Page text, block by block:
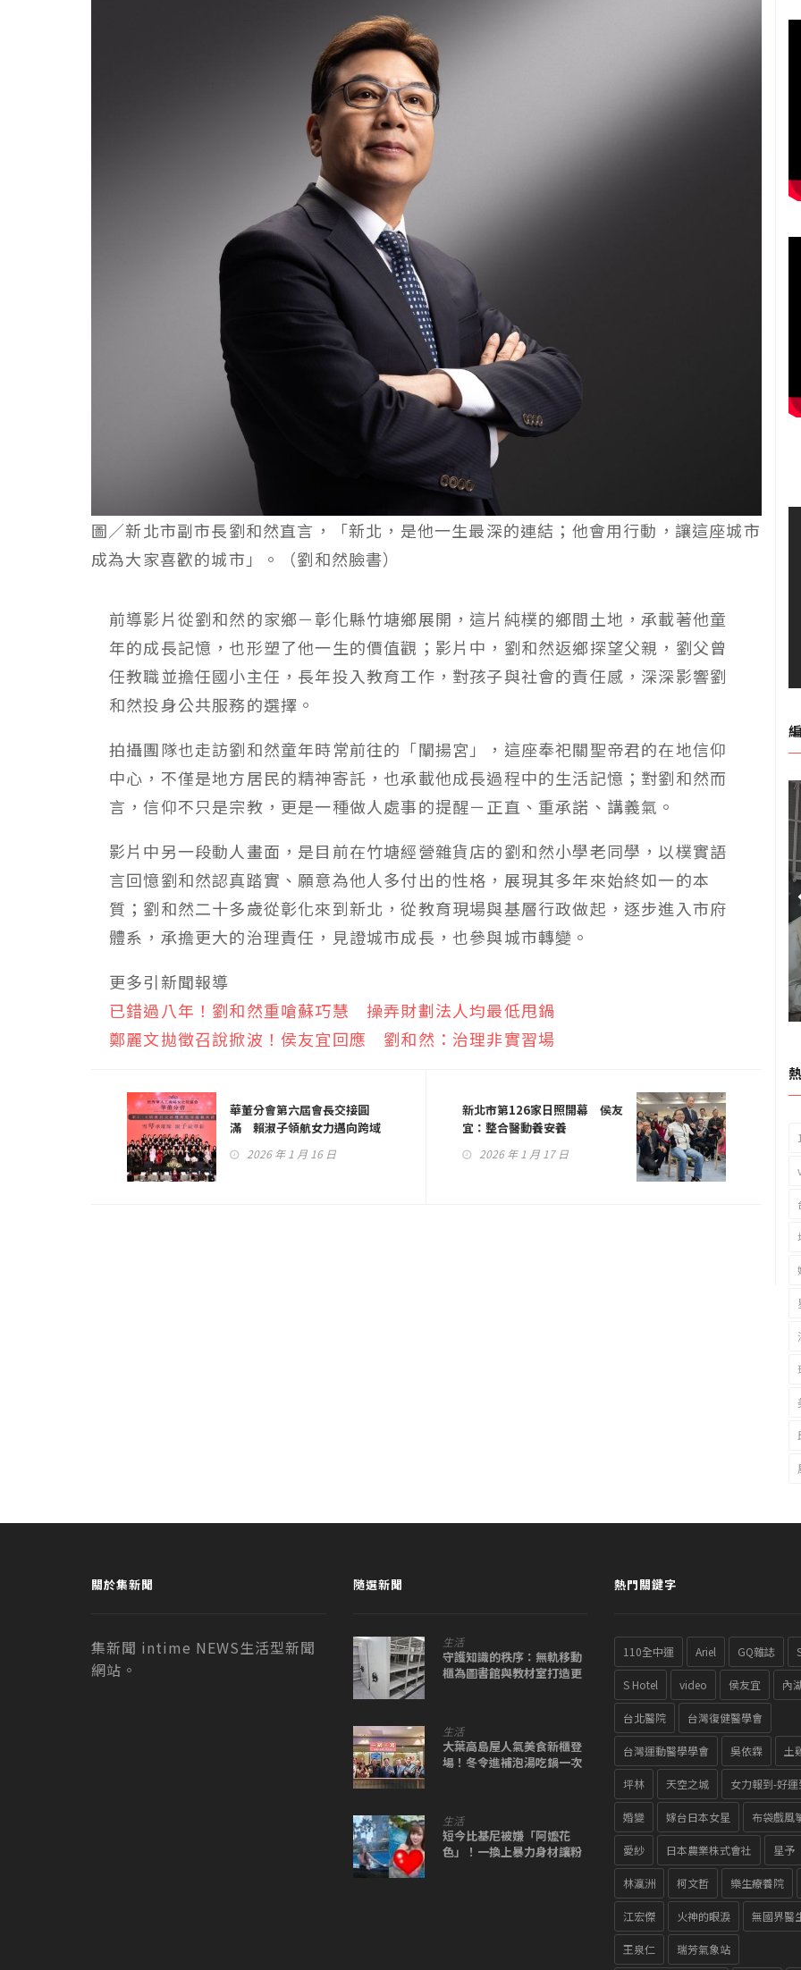
圖／新北市副市長劉和然直言，「新北，是他一生最深的連結；他會用行動，讓這座城市
成為大家喜歡的城市」。（劉和然臉書）
前導影片從劉和然的家鄉－彰化縣竹塘鄉展開，這片純樸的鄉間土地，承載著他童
年的成長記憶，也形塑了他一生的價值觀；影片中，劉和然返鄉探望父親，劉父曾
任教職並擔任國小主任，長年投入教育工作，對孩子與社會的責任感，深深影響劉
和然投身公共服務的選擇。
拍攝團隊也走訪劉和然童年時常前往的「闡揚宮」，這座奉祀關聖帝君的在地信仰
中心，不僅是地方居民的精神寄託，也承載他成長過程中的生活記憶；對劉和然而
言，信仰不只是宗教，更是一種做人處事的提醒－正直、重承諾、講義氣。
影片中另一段動人畫面，是目前在竹塘經營雜貨店的劉和然小學老同學，以樸實語
言回憶劉和然認真踏實、願意為他人多付出的性格，展現其多年來始終如一的本
質；劉和然二十多歲從彰化來到新北，從教育現場與基層行政做起，逐步進入市府
體系，承擔更大的治理責任，見證城市成長，也參與城市轉變。
更多引新聞報導
已錯過八年！劉和然重嗆蘇巧慧 操弄財劃法人均最低甩鍋
鄭麗文拋徵召說掀波！侯友宜回應 劉和然：治理非實習場
華董分會第六屆會長交接圓
滿 賴淑子領航女力邁向跨域
2026 年 1 月 16 日
新北市第126家日照開幕 侯友
宜：整合醫動養安養
2026 年 1 月 17 日
關於集新聞
集新聞 intime NEWS生活型新聞
網站。
隨選新聞
生活
守護知識的秩序：無軌移動
櫃為圖書館與教材室打造更
生活
大葉高島屋人氣美食新櫃登
場！冬令進補泡湯吃鍋一次
生活
短今比基尼被嫌「阿嬤花
色」！一換上暴力身材讓粉
熱門關鍵字
110全中運 Ariel GQ雜誌
S Hotel video 侯友宜 內
台北醫院 台灣復健醫學會
台灣運動醫學學會 吳依霖 土
坪林 天空之城 女力報到-好運
婚變 嫁台日本女星 布袋戲風
愛紗 日本農業株式會社 星予
林瀛洲 柯文哲 樂生療養院
江宏傑 火神的眼淚 無國界醫
王泉仁 瑞芳氣象站